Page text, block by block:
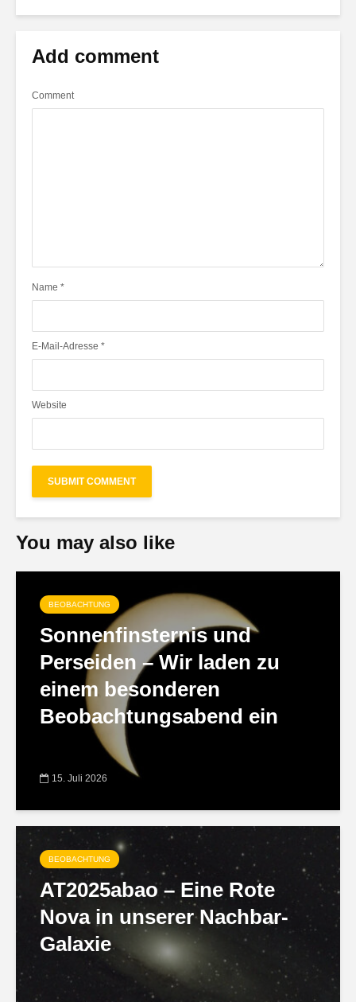
Add comment
Comment
Name *
E-Mail-Adresse *
Website
You may also like
BEOBACHTUNG
Sonnenfinsternis und
Perseiden – Wir laden zu
einem besonderen
Beobachtungsabend ein
15. Juli 2026
BEOBACHTUNG
AT2025abao – Eine Rote
Nova in unserer Nachbar-
Galaxie